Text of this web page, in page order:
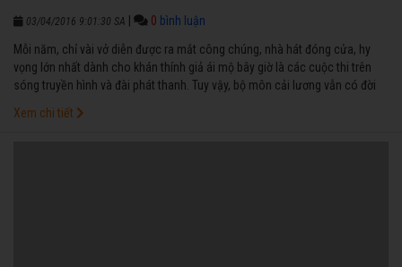
03/04/2016 9:01:30 SA 0 bình luận
Mỗi năm, chỉ vài vở diễn được ra mắt công chúng, nhà hát đóng cửa, hy
vọng lớn nhất dành cho khán thính giả ái mộ bây giờ là các cuộc thi trên
sóng truyền hình và đài phát thanh. Tuy vậy, bộ môn cải lương vẫn có đời
luôn mãnh liệt.
Xem chi tiết